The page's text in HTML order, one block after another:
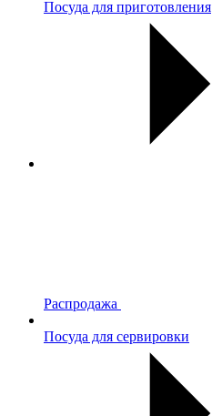
Посуда для приготовления
Распродажа
Посуда для сервировки